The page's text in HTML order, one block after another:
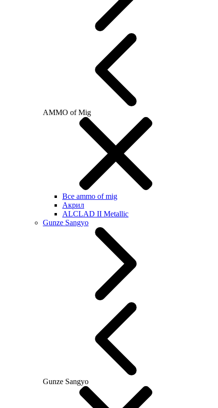
AMMO of Mig
Все ammo of mig
Акрил
ALCLAD II Metallic
Gunze Sangyo
Gunze Sangyo